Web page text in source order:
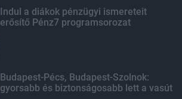
Indul a diákok pénzügyi ismereteit
erősítő Pénz7 programsorozat
Budapest-Pécs, Budapest-Szolnok:
gyorsabb és biztonságosabb lett a vasút